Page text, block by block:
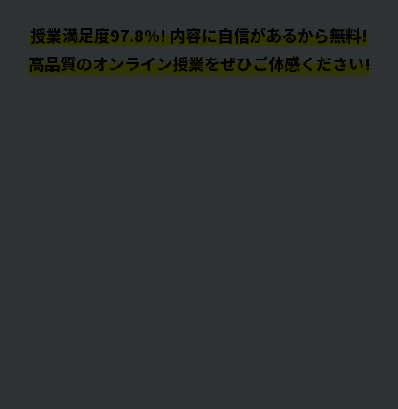
授業満足度97.8%! 内容に自信があるから無料!
高品質のオンライン授業をぜひご体感ください!